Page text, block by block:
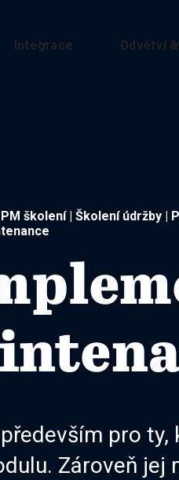
Integrace Odvětví
školení | Školení údržby |
pro
Zároveň